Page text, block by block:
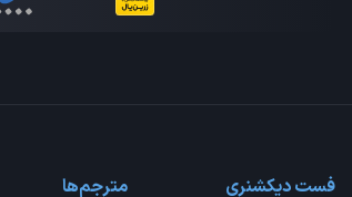
فست دیکشنری مترجم‌ها